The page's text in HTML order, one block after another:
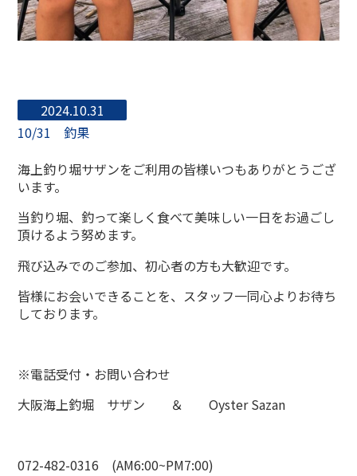
2024.10.31
10/31 釣果
海上釣り堀サザンをご利用の皆様いつもありがとうござ
います。
当釣り堀、釣って楽しく食べて美味しい一日をお過ごし
頂けるよう努めます。
飛び込みでのご参加、初心者の方も大歓迎です。
皆様にお会いできることを、スタッフ一同心よりお待ち
しております。
※電話受付・お問い合わせ
大阪海上釣堀 サザン ＆ Oyster Sazan
072-482-0316 (AM6:00~PM7:00)